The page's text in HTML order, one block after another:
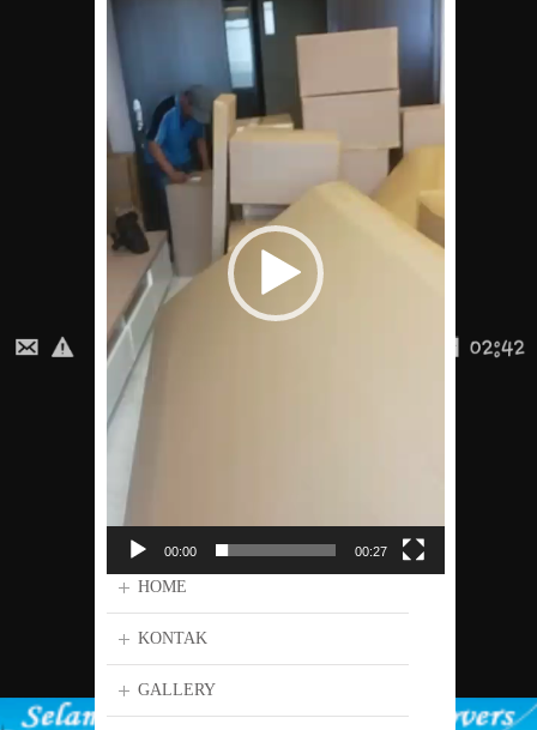
Video
00:00 00:27
HOME
KONTAK
GALLERY